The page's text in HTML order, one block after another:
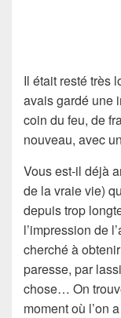
Il était resté très
avais gardé une
coin du feu, de
nouveau, avec
Vous est-il déjà
de lavraievie)
depuis trop
l’impression de
cherché à
paresse, par
chose… On
moment où l’on